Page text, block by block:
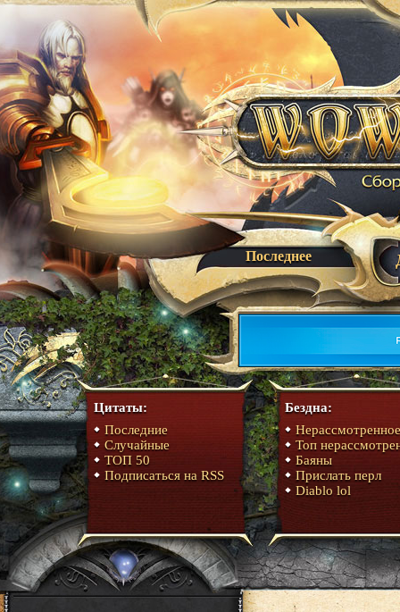
Последнее
Цитаты:
Последние
Случайные
ТОП 50
Подписаться на RSS
Бездна:
Нерассмотренное
Топ
Баяны
Прислать перл
Diablo lol